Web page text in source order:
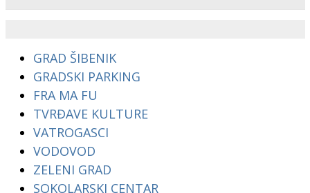
GRAD ŠIBENIK
GRADSKI PARKING
FRA MA FU
TVRĐAVE KULTURE
VATROGASCI
VODOVOD
ZELENI GRAD
SOKOLARSKI CENTAR